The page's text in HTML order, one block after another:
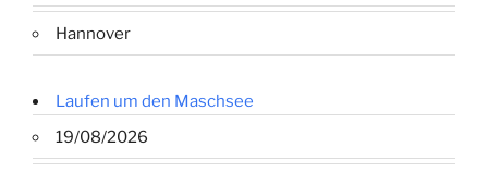
Hannover
Laufen um den Maschsee
19/08/2026